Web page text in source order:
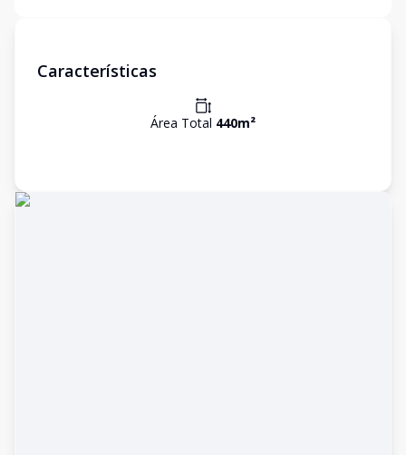
Características
Área Total 440m²